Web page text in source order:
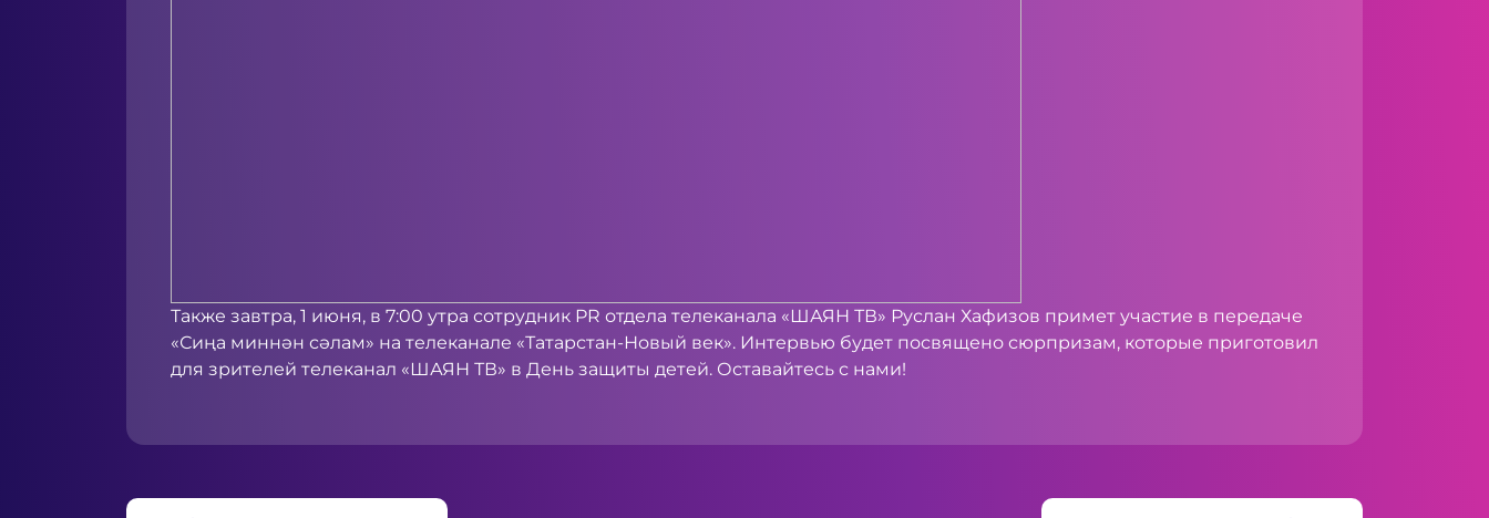
Также завтра, 1 июня, в 7:00 утра сотрудник PR отдела телеканала «ШАЯН ТВ» Руслан Хафизов примет участие в передаче
«Сиңа миннән сәлам» на телеканале «Татарстан-Новый век». Интервью будет посвящено сюрпризам, которые приготовил
для зрителей телеканал «ШАЯН ТВ» в День защиты детей. Оставайтесь с нами!